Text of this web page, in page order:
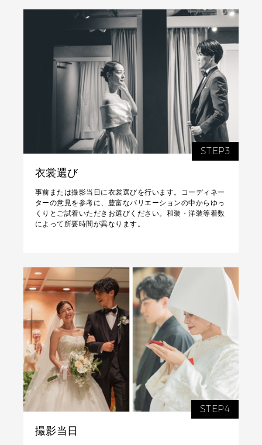
STEP3
衣裳選び
事前または撮影当日に衣裳選びを行います。コーディネー
ターの意見を参考に、豊富なバリエーションの中からゆっ
くりとご試着いただきお選びください。和装・洋装等着数
によって所要時間が異なります。
STEP4
撮影当日